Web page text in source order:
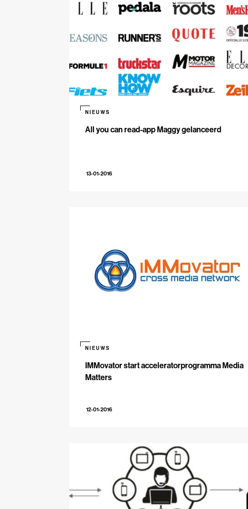
All you can read-app Maggy gelanceerd
NIEUWS
13-01-2016
IMMovator start acceleratorprogramma Media
Matters
NIEUWS
12-01-2016